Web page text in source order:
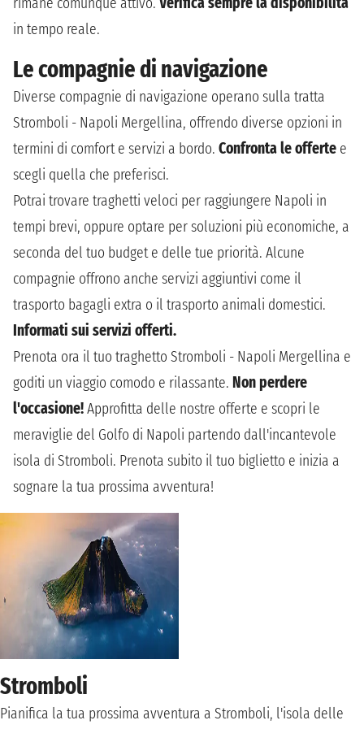
in tempo reale.
Le compagnie di navigazione
Diverse compagnie di navigazione operano sulla tratta
Stromboli - Napoli Mergellina, offrendo diverse opzioni in
termini di comfort e servizi a bordo. Confronta le offerte e
scegli quella che preferisci.
Potrai trovare traghetti veloci per raggiungere Napoli in
tempi brevi, oppure optare per soluzioni più economiche, a
seconda del tuo budget e delle tue priorità. Alcune
compagnie offrono anche servizi aggiuntivi come il
trasporto bagagli extra o il trasporto animali domestici.
Informati sui servizi offerti.
Prenota ora il tuo traghetto Stromboli - Napoli Mergellina e
goditi un viaggio comodo e rilassante. Non perdere
l'occasione!Approfitta delle nostre offerte e scopri le
meraviglie del Golfo di Napoli partendo dall'incantevole
isola di Stromboli. Prenota subito il tuo biglietto e inizia a
sognare la tua prossima avventura!
Stromboli
Pianifica la tua prossima avventura a Stromboli, l'isola delle